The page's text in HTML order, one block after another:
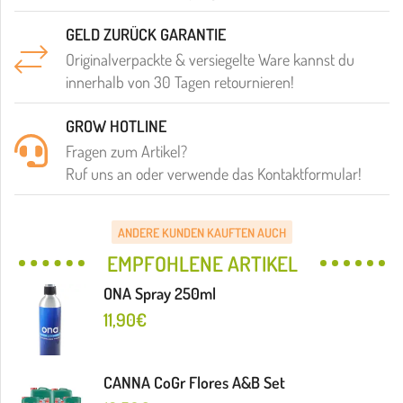
GELD ZURÜCK GARANTIE
Originalverpackte & versiegelte Ware kannst du
innerhalb von 30 Tagen retournieren!
GROW HOTLINE
Fragen zum Artikel?
Ruf uns an oder verwende das Kontaktformular!
ANDERE KUNDEN KAUFTEN AUCH
EMPFOHLENE ARTIKEL
ONA Spray 250ml
11,90€
CANNA CoGr Flores A&B Set